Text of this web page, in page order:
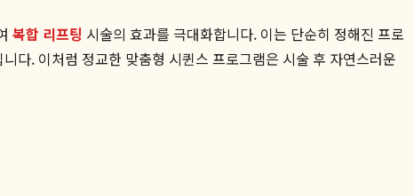
복합 리프팅 시술의 효과를 극대화합니다. 이는 단순히 정해진 프로
다. 이처럼 정교한 맞춤형 시퀸스 프로그램은 시술 후 자연스러운